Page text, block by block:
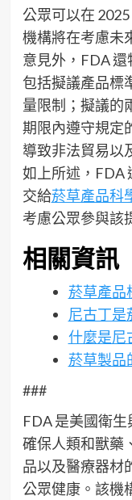
公眾可以在
機構將在考慮未
意見外，FDA 還
包括擬議產品標
量限制；擬議的
期限內遵守規定
導致非法貿易以
如上所述，FDA
交給菸草產品科
考慮公眾參與該
相關資訊
菸草產品
尼古丁是
什麼是尼
菸草製品
###
FDA 是美國衛
確保人類和獸藥
品以及醫療器材
公眾健康。該機